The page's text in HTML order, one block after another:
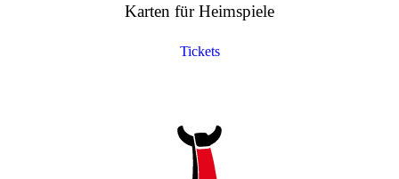
Karten für Heimspiele
Tickets